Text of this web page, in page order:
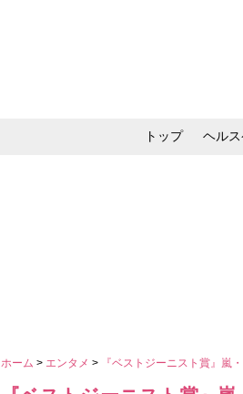
トップ ヘル
ホーム > エンタメ > 『ベストジーニスト賞』